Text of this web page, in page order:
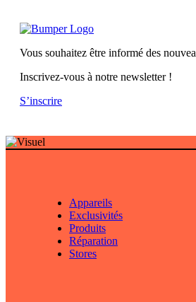
Vous souhaitez être informé des
Inscrivez-vous à notre newsletter !
S’inscrire
Appareils
Exclusivités
Produits
Réparation
Stores